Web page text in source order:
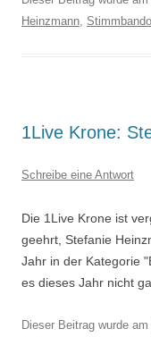
Heinzmann
1Live Krone:
Schreibe eine Antwort
Die 1Live Krone ist
geehrt, Stefanie
Jahr in der Kategorie
es dieses Jahr nicht
Dieser Beitrag wurde am